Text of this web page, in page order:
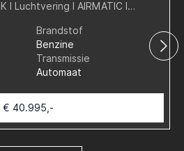
I Luchtvering I AIRMATIC I
Brandstof
Benzine
Transmissie
Automaat
€ 40.995,-